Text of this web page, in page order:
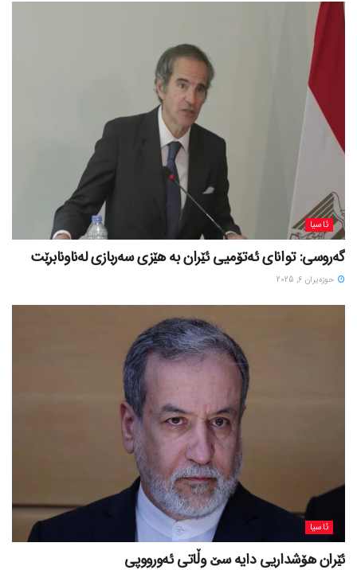
ئاسیا
گەروسی: توانای ئەتۆمیی ئێران بە هێزی سەربازی لەناونابرێت
حوزه‌یران 6, 2025
ئاسیا
ئێران هۆشداریی دایە سێ وڵاتی ئەورووپی